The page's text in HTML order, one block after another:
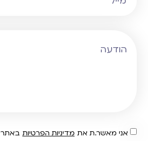
אני מאשר.ת את מדיניות הפרטיות באתר